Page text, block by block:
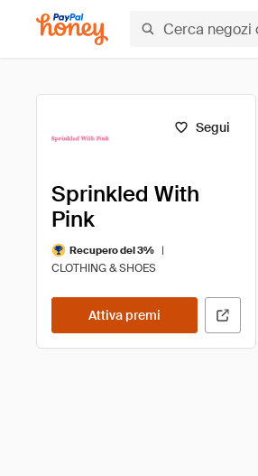
Segui
Sprinkled With
Pink
Recupero del 3%
|
CLOTHING & SHOES
Attiva premi